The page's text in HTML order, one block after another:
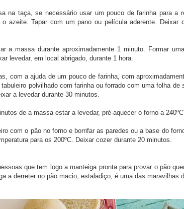
na taça, se necessário usar um pouco de farinha para a
azeite. Tapar com um pano ou película aderente. Deixar
a massa durante aproximadamente 1 minuto. Formar
levedar, em local abrigado, durante 1 hora.
com a ajuda de um pouco de farinha, com
polvilhado com farinha ou forrado com uma folha de
a levedar durante 30 minutos.
de a massa estar a levedar, pré-aquecer o forno a 240ºC.
com o pão no forno e borrifar as paredes ou a base do
para os 200ºC. Deixar cozer durante 20 minutos.
que tem logo a manteiga pronta para provar o pão
a derreter no pão macio, estaladiço, é uma das maravilhas